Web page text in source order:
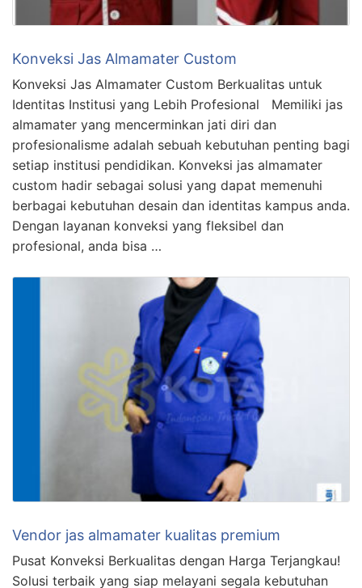
Konveksi Jas Almamater Custom
Konveksi Jas Almamater Custom Berkualitas untuk
Identitas Institusi yang Lebih Profesional Memiliki jas
almamater yang mencerminkan jati diri dan
profesionalisme adalah sebuah kebutuhan penting bagi
setiap institusi pendidikan. Konveksi jas almamater
custom hadir sebagai solusi yang dapat memenuhi
berbagai kebutuhan desain dan identitas kampus anda.
Dengan layanan konveksi yang fleksibel dan
profesional, anda bisa …
Vendor jas almamater kualitas premium
Pusat Konveksi Berkualitas dengan Harga Terjangkau!
Solusi terbaik yang siap melayani segala kebutuhan